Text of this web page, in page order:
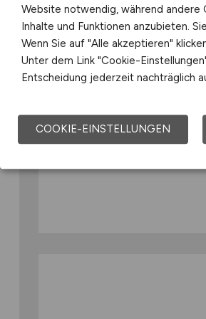
Website notwendig, während andere
Inhalte und Funktionen anzubieten.
Wenn Sie auf "Alle akzeptieren"
Unter dem Link "Cookie-
Entscheidung jederzeit nachträglich
COOKIE-EINSTELLUNGEN